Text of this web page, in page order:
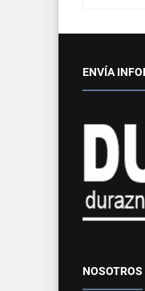
ENVÍA
NOSOTROS